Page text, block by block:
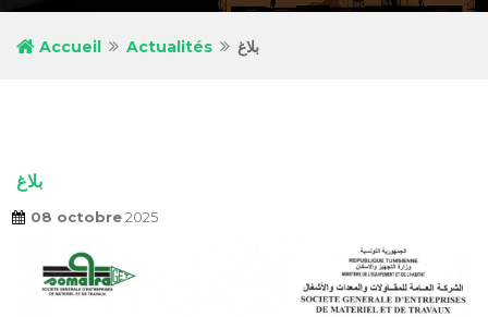
Accueil Actualités بلاغ
بلاغ
08 octobre2025